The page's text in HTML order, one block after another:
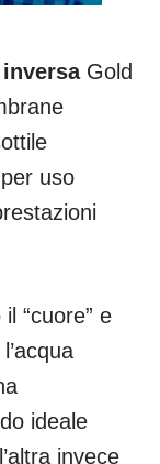
Gold
uso
“cuore” e
ideale
invece